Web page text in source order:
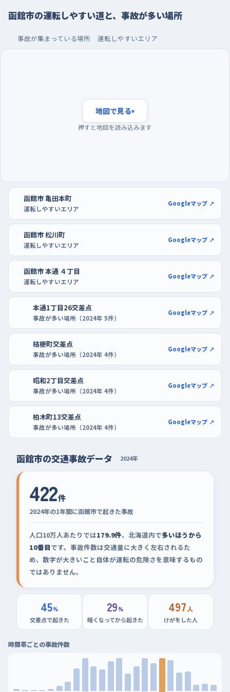
ぶぶん、駐車場へ入る車や出てくる車が坂の途中で減速するの
早い時間に走り、大型店の駐車場で車庫入れを覚える
を選ぶといい。
駐車の練習は、区画が広くとられている大型店の駐車場を借りる
のが現実的。ポールスターショッピングセンターやシエスタハコダ
テなら停める場所を選びやすく、開店前後の空いている時間な
ら、切り返しを何度やっても後ろを気にせずにすむ。慣れたらケー
ズデンキ函館本店のような家電量販店の駐車場で、少し狭めの
区画に入れる練習に進もう。
函館市の運転しやすい道と、事故が多い場所
事故が集まっている場所 運転しやすいエリア
地図で見る▾
押すと地図を読み込みます
函館市 亀田本町
運転しやすいエリア
Googleマップ ↗
函館市 松川町
運転しやすいエリア
Googleマップ ↗
函館市 本通 ４丁目
運転しやすいエリア
Googleマップ ↗
本通1丁目26交差点
事故が多い場所（2024年 5件）
Googleマップ ↗
桔梗町交差点
事故が多い場所（2024年 4件）
Googleマップ ↗
昭和2丁目交差点
事故が多い場所（2024年 4件）
Googleマップ ↗
柏木町13交差点
事故が多い場所（2024年 4件）
Googleマップ ↗
函館市の交通事故データ 2024年
422件
2024年の1年間に函館市で起きた事故
人口10万人あたりでは179.9件、北海道内で多いほうから
10番目です。事故件数は交通量に大きく左右されるた
め、数字が大きいこと自体が運転の危険さを意味するもの
ではありません。
45%
交差点で起きた
29%
暗くなってから起きた
497人
けがをした人
時間帯ごとの事故件数